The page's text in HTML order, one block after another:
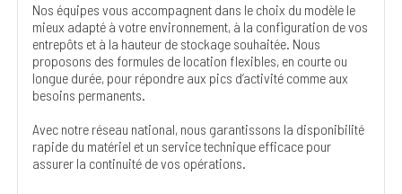
Nos équipes vous accompagnent dans le choix du modèle le
mieux adapté à votre environnement, à la configuration de vos
entrepôts et à la hauteur de stockage souhaitée. Nous
proposons des formules de location flexibles, en courte ou
longue durée, pour répondre aux pics d’activité comme aux
besoins permanents.
Avec notre réseau national, nous garantissons la disponibilité
rapide du matériel et un service technique efficace pour
assurer la continuité de vos opérations.